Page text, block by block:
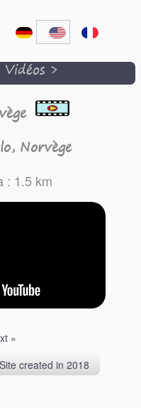
Vidéos>
Norvège
: 1.5 km
»
Site created in 2018